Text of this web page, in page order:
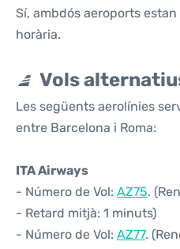
Sí, ambdós aeroports
horària.
Vols
Les següents aerolínies
entre Barcelona i Roma:
ITA Airways
- Número de Vol: AZ75.
- Retard mitjà: 1 minuts)
- Número de Vol: AZ77.